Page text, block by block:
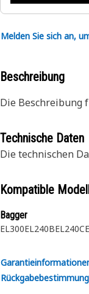
Melden Sie sich an,
Beschreibung
Die Beschreibung
Technische Daten
Die technischen
Kompatible
Bagger
EL300EL240BEL240C